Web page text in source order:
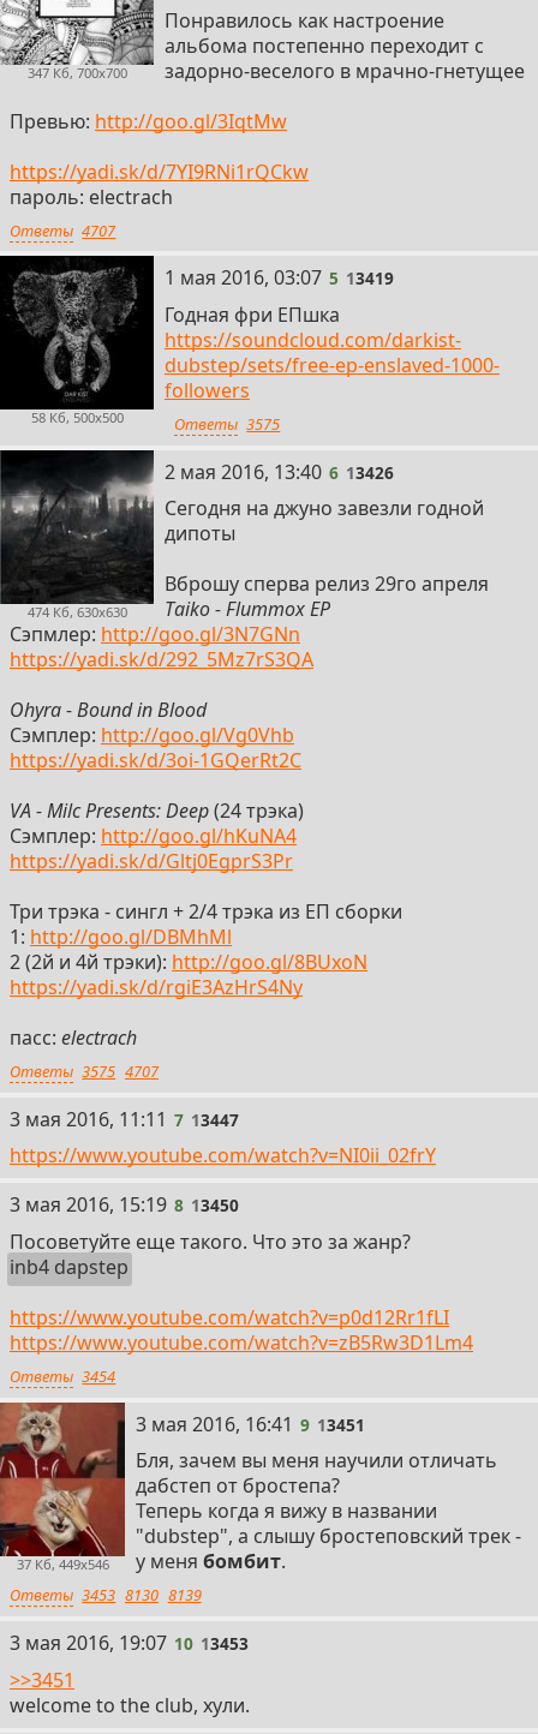
Kromestar - Surgery
https://www.youtube.com/watch?v=PjJ6lmYEqu4
Commodo - Surveillance
https://www.youtube.com/watch?v=Ilx1l9RIMNk
MATT U - Empty Inside
https://www.youtube.com/watch?v=Tid6jpzIfhQ
J:Kenzo - Invaderz
https://www.youtube.com/watch?v=YOnT4j711i8
Kryptic Minds - Badman VIP
https://www.youtube.com/watch?v=dA4EzDqsh7A
DJ Madd - Ritual (ft. Phaeleh)
https://www.youtube.com/watch?v=dy9AbQOCzQo
Biome - The Raven
https://www.youtube.com/watch?v=AVCmnFq-WKI
Goth-Trad - Babylon Fall
https://www.youtube.com/watch?v=XAKeDgeTzuU
347 Кб, 700x700
Понравилось как настроение
альбома постепенно переходит с
задорно-веселого в мрачно-гнетущее
Превью: http://goo.gl/3IqtMw
https://yadi.sk/d/7YI9RNi1rQCkw
пароль: electrach
Ответы 4707
58 Кб, 500x500
5
1 мая 2016, 03:07 5 13419
Годная фри ЕПшка
https://soundcloud.com/darkist-
dubstep/sets/free-ep-enslaved-1000-
followers
Ответы 3575
474 Кб, 630x630
6
2 мая 2016, 13:40 6 13426
Сегодня на джуно завезли годной
дипоты
Вброшу сперва релиз 29го апреля
Tаikо - Flummоx ЕР
Сэпмлер: http://goo.gl/3N7GNn
https://yadi.sk/d/292_5Mz7rS3QA
Оhyrа - Bоund in Blооd
Сэмплер: http://goo.gl/Vg0Vhb
https://yadi.sk/d/3oi-1GQerRt2C
VА - Milс Prеsеnts: Dееp(24 трэка)
Сэмплер: http://goo.gl/hKuNA4
https://yadi.sk/d/Gltj0EgprS3Pr
Три трэка - сингл + 2/4 трэка из ЕП сборки
1: http://goo.gl/DBMhMl
2 (2й и 4й трэки): http://goo.gl/8BUxoN
https://yadi.sk/d/rgiE3AzHrS4Ny
пасс: electrach
Ответы 3575 4707
7
3 мая 2016, 11:11 7 13447
https://www.youtube.com/watch?v=NI0ii_02frY
8
3 мая 2016, 15:19 8 13450
Посоветуйте еще такого. Что это за жанр?
inb4 dapstep
https://www.youtube.com/watch?v=p0d12Rr1fLI
https://www.youtube.com/watch?v=zB5Rw3D1Lm4
Ответы 3454
37 Кб, 449x546
9
3 мая 2016, 16:41 9 13451
Бля, зачем вы меня научили отличать
дабстеп от бростепа?
Теперь когда я вижу в названии
"dubstep", а слышу бростеповский трек -
у меня бомбит.
Ответы 3453 8130 8139
10
3 мая 2016, 19:07 10 13453
>>3451
welcome to the club, хули.